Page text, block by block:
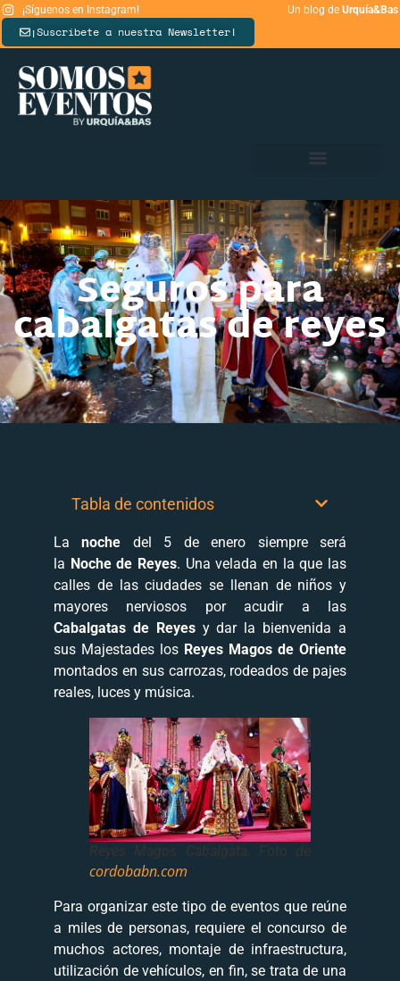
¡Síguenos en Instagram! Un blog de Urquía&Bas
¡Suscríbete a nuestra Newsletter!
Seguros para
cabalgatas de reyes
Tabla de contenidos
Lanoche del 5 de enero siempre será
la Noche de Reyes. Una velada en la que las
calles de las ciudades se llenan de niños y
mayores nerviosos por acudir a las
Cabalgatas de Reyesy dar la bienvenida a
sus Majestades los Reyes Magos de Oriente
montados en sus carrozas, rodeados de pajes
reales, luces y música.
Reyes Magos Cabalgata. Foto de
cordobabn.com
Para organizar este tipo de eventos que reúne
a miles de personas, requiere el concurso de
muchos actores, montaje de infraestructura,
utilización de vehículos, en fin, se trata de una